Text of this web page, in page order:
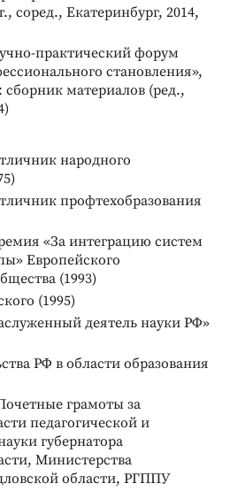
соред., Екатеринбург, 2014,
практический форум
становления»,
сборник материалов (ред.,
народного
профтехобразования
«За интеграцию систем
Европейского
(1993)
(1995)
деятель науки РФ»
РФ в области образования
грамоты за
педагогической и
губернатора
Министерства
области, РГППУ